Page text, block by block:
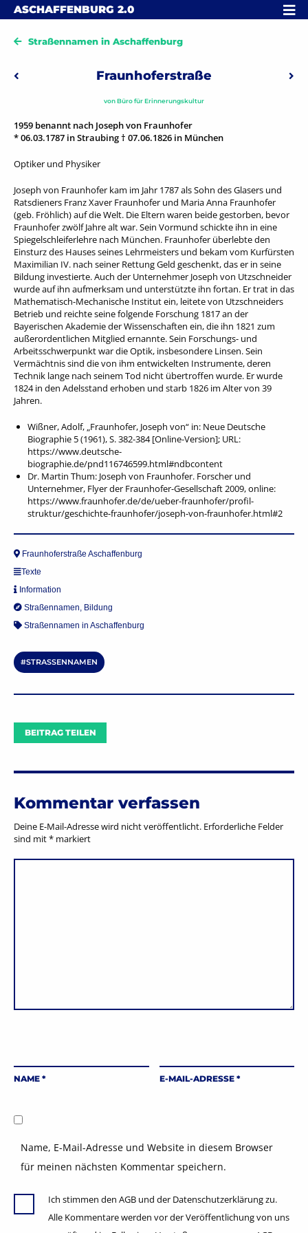
Skip to content
ASCHAFFENBURG 2.0 MENÜ
Straßennamen in Aschaffenburg
Beitragsnavigation
Vorheriger: FreundstraßeFraunhoferstraße
vonBüro für Erinnerungskultur
1959 benannt nach Joseph von Fraunhofer
* 06.03.1787 in Straubing † 07.06.1826 in München
Optiker und Physiker
Joseph von Fraunhofer kam im Jahr 1787 als Sohn des Glasers und
Ratsdieners Franz Xaver Fraunhofer und Maria Anna Fraunhofer
(geb. Fröhlich) auf die Welt. Die Eltern waren beide gestorben, bevor
Fraunhofer zwölf Jahre alt war. Sein Vormund schickte ihn in eine
Spiegelschleiferlehre nach München. Fraunhofer überlebte den
Einsturz des Hauses seines Lehrmeisters und bekam vom Kurfürsten
Maximilian IV. nach seiner Rettung Geld geschenkt, das er in seine
Bildung investierte. Auch der Unternehmer Joseph von Utzschneider
wurde auf ihn aufmerksam und unterstützte ihn fortan. Er trat in das
Mathematisch-Mechanische Institut ein, leitete von Utzschneiders
Betrieb und reichte seine folgende Forschung 1817 an der
Bayerischen Akademie der Wissenschaften ein, die ihn 1821 zum
außerordentlichen Mitglied ernannte. Sein Forschungs- und
Arbeitsschwerpunkt war die Optik, insbesondere Linsen. Sein
Vermächtnis sind die von ihm entwickelten Instrumente, deren
Technik lange nach seinem Tod nicht übertroffen wurde. Er wurde
1824 in den Adelsstand erhoben und starb 1826 im Alter von 39
Jahren.
Wißner, Adolf, „Fraunhofer, Joseph von“ in: Neue Deutsche
Biographie 5 (1961), S. 382-384 [Online-Version]; URL:
https://www.deutsche-
biographie.de/pnd116746599.html#ndbcontent
Dr. Martin Thum: Joseph von Fraunhofer. Forscher und
Unternehmer, Flyer der Fraunhofer-Gesellschaft 2009, online:
https://www.fraunhofer.de/de/ueber-fraunhofer/profil-
struktur/geschichte-fraunhofer/joseph-von-fraunhofer.html#2
Fraunhoferstraße Aschaffenburg
Texte
Information
Straßennamen, Bildung
Straßennamen in Aschaffenburg
STRASSENNAMEN
BEITRAG TEILEN
Kommentar verfassen
Deine E-Mail-Adresse wird nicht veröffentlicht. Erforderliche Felder
sind mit* markiert
NAME * E-MAIL-ADRESSE *
Name, E-Mail-Adresse und Website in diesem Browser
für meinen nächsten Kommentar speichern.
Ich stimmen den AGB und der Datenschutzerklärung zu.
Alle Kommentare werden vor der Veröffentlichung von uns